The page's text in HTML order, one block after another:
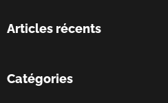
Articles récents
Catégories